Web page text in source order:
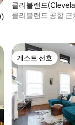
(5점 만점), 후기 149개
클리블랜드
도미니엄
클리블랜드 공항
게스트 선호
게스트 선호